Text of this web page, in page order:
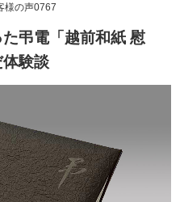
様の声0767
弔電「越前和紙 慰
験談